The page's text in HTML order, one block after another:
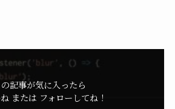
の記事が気に入ったら
または フォローしてね！